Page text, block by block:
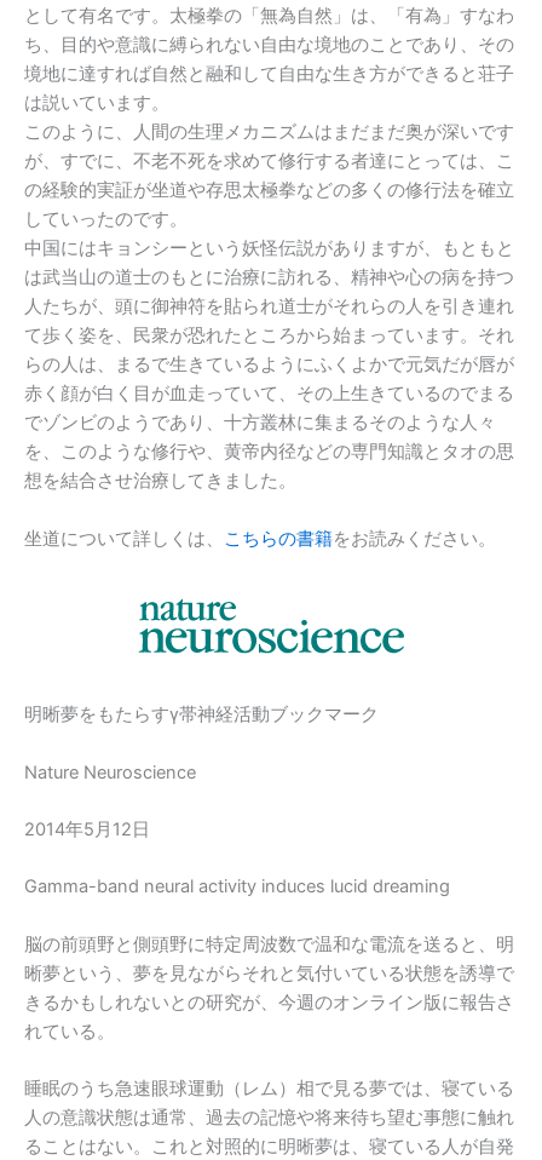
として有名です。太極拳の「無為自然」は、「有為」すなわ
ち、目的や意識に縛られない自由な境地のことであり、その
境地に達すれば自然と融和して自由な生き方ができると荘子
は説いています。
このように、人間の生理メカニズムはまだまだ奥が深いです
が、すでに、不老不死を求めて修行する者達にとっては、こ
の経験的実証が坐道や存思太極拳などの多くの修行法を確立
していったのです。
中国にはキョンシーという妖怪伝説がありますが、もともと
は武当山の道士のもとに治療に訪れる、精神や心の病を持つ
人たちが、頭に御神符を貼られ道士がそれらの人を引き連れ
て歩く姿を、民衆が恐れたところから始まっています。それ
らの人は、まるで生きているようにふくよかで元気だが唇が
赤く顔が白く目が血走っていて、その上生きているのでまる
でゾンビのようであり、十方叢林に集まるそのような人々
を、このような修行や、黄帝内径などの専門知識とタオの思
想を結合させ治療してきました。
坐道について詳しくは、 こちらの書籍をお読みください。
明晰夢をもたらすγ帯神経活動ブックマーク
Nature Neuroscience
2014年5月12日
Gamma-band neural activity induces lucid dreaming
脳の前頭野と側頭野に特定周波数で温和な電流を送ると、明
晰夢という、夢を見ながらそれと気付いている状態を誘導で
きるかもしれないとの研究が、今週のオンライン版に報告さ
れている。
睡眠のうち急速眼球運動（レム）相で見る夢では、寝ている
人の意識状態は通常、過去の記憶や将来待ち望む事態に触れ
ることはない。これと対照的に明晰夢は、寝ている人が自発